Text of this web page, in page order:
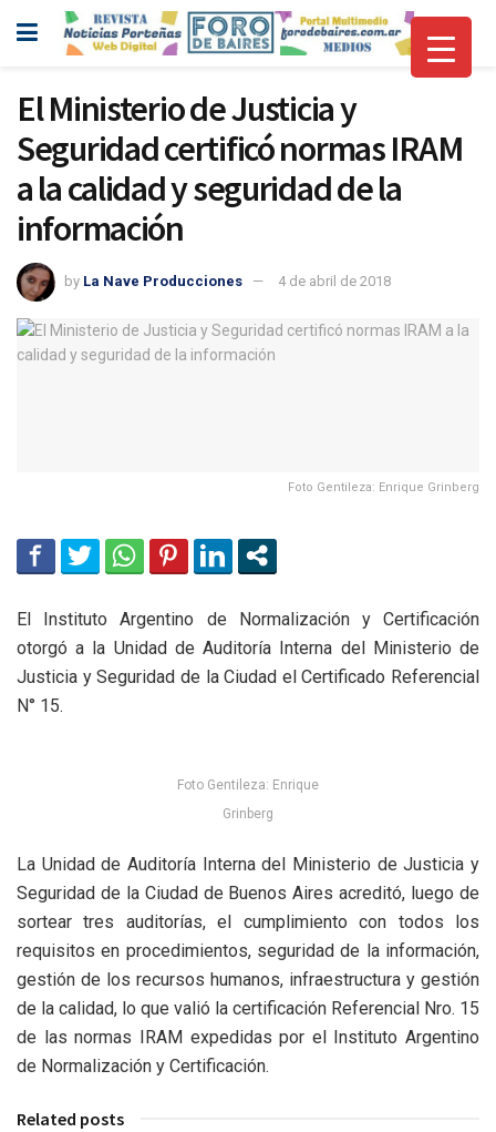
El Ministerio de Justicia y
Seguridad certificó normas IRAM
a la calidad y seguridad de la
información
by La Nave Producciones 4 de abril de 2018
Foto Gentileza: Enrique Grinberg
El Instituto Argentino de Normalización y Certificación
otorgó a la Unidad de Auditoría Interna del Ministerio de
Justicia y Seguridad de la Ciudad el Certificado Referencial
N° 15.
Foto Gentileza: Enrique
Grinberg
La Unidad de Auditoría Interna del Ministerio de Justicia y
Seguridad de la Ciudad de Buenos Aires acreditó, luego de
sortear tres auditorías, el cumplimiento con todos los
requisitos en procedimientos, seguridad de la información,
gestión de los recursos humanos, infraestructura y gestión
de la calidad, lo que valió la certificación Referencial Nro. 15
de las normas IRAM expedidas por el Instituto Argentino
de Normalización y Certificación.
Related posts